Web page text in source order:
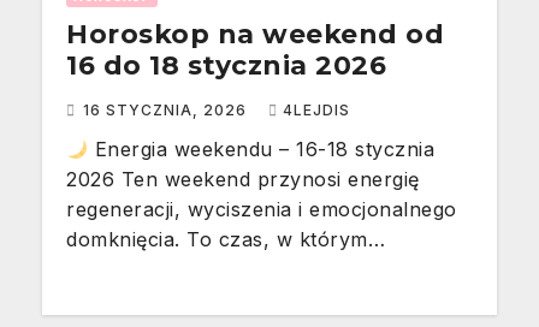
Horoskop na weekend od
16 do 18 stycznia 2026
16 STYCZNIA, 2026 4LEJDIS
Energia weekendu – 16-18 stycznia
2026 Ten weekend przynosi energię
regeneracji, wyciszenia i emocjonalnego
domknięcia. To czas, w którym…